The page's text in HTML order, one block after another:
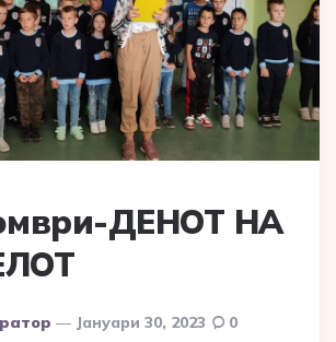
ДЕНОТ НА
Јануари 30, 2023 0